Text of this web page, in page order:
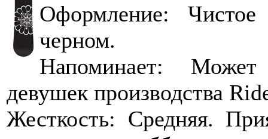
Оформление:
черном.
Напоминает:
девушек производства
Жесткость: Средняя.